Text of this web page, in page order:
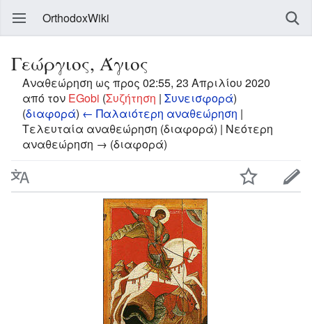
OrthodoxWiki
Γεώργιος, Άγιος
Αναθεώρηση ως προς 02:55, 23 Απριλίου 2020
από τον EGobi (Συζήτηση | Συνεισφορά)
(διαφορά) ← Παλαιότερη αναθεώρηση |
Τελευταία αναθεώρηση (διαφορά) | Νεότερη
αναθεώρηση → (διαφορά)